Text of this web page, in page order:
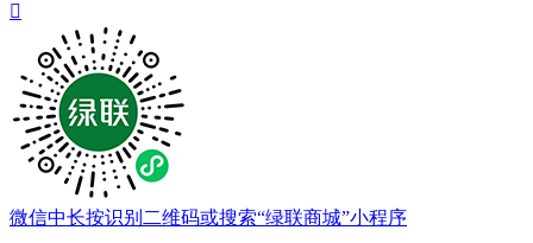

微信中长按识别二维码或搜索“绿联商城”小程序